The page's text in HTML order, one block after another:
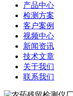
产品中心
检测方案
客户案例
视频中心
新闻资讯
技术文章
关于我们
联系我们